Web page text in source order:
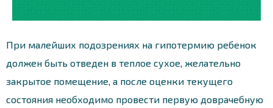
При малейших подозрениях на гипотермию ребенок
должен быть отведен в теплое сухое, желательно
закрытое помещение, а после оценки текущего
состояния необходимо провести первую доврачебную